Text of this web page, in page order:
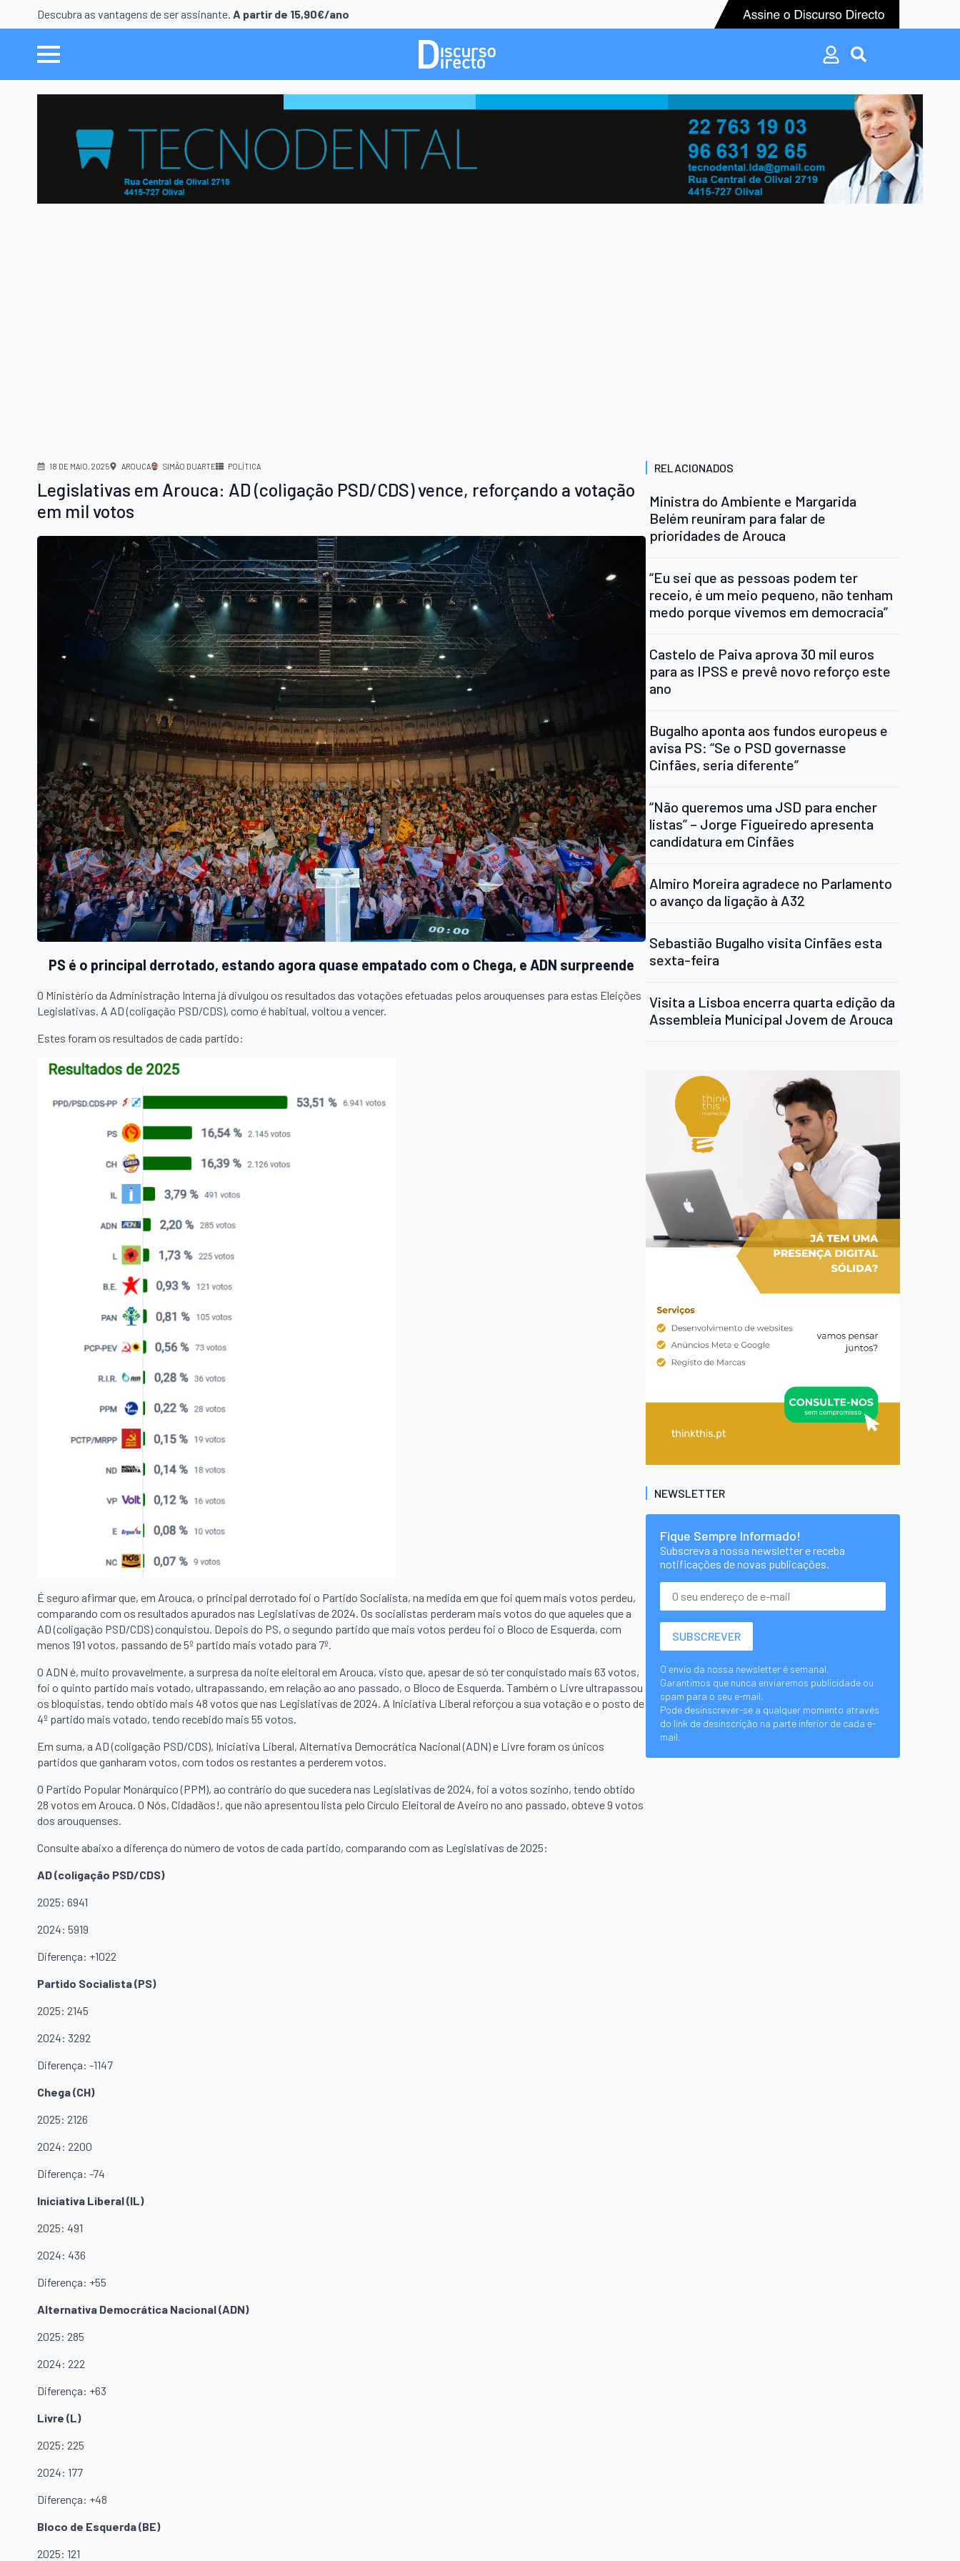
Descubra as vantagens de ser assinante. A partir de 15,90€/ano
Search
for:
Search
for:
18 DE MAIO, 2025 AROUCA SIMÃO DUARTE POLÍTICA
Legislativas em Arouca: AD (coligação PSD/CDS) vence, reforçando a votação
em mil votos
PS é o principal derrotado, estando agora quase empatado com o Chega, e ADN surpreende
O Ministério da Administração Interna já divulgou os resultados das votações efetuadas pelos arouquenses para estas Eleições
Legislativas. A AD (coligação PSD/CDS), como é habitual, voltou a vencer.
Estes foram os resultados de cada partido:
É seguro afirmar que, em Arouca, o principal derrotado foi o Partido Socialista, na medida em que foi quem mais votos perdeu,
comparando com os resultados apurados nas Legislativas de 2024. Os socialistas perderam mais votos do que aqueles que a
AD (coligação PSD/CDS) conquistou. Depois do PS, o segundo partido que mais votos perdeu foi o Bloco de Esquerda, com
menos 191 votos, passando de 5º partido mais votado para 7º.
O ADN é, muito provavelmente, a surpresa da noite eleitoral em Arouca, visto que, apesar de só ter conquistado mais 63 votos,
foi o quinto partido mais votado, ultrapassando, em relação ao ano passado, o Bloco de Esquerda. Também o Livre ultrapassou
os bloquistas, tendo obtido mais 48 votos que nas Legislativas de 2024. A Iniciativa Liberal reforçou a sua votação e o posto de
4º partido mais votado, tendo recebido mais 55 votos.
Em suma, a AD (coligação PSD/CDS), Iniciativa Liberal, Alternativa Democrática Nacional (ADN) e Livre foram os únicos
partidos que ganharam votos, com todos os restantes a perderem votos.
O Partido Popular Monárquico (PPM), ao contrário do que sucedera nas Legislativas de 2024, foi a votos sozinho, tendo obtido
28 votos em Arouca. O Nós, Cidadãos!, que não apresentou lista pelo Círculo Eleitoral de Aveiro no ano passado, obteve 9 votos
dos arouquenses.
Consulte abaixo a diferença do número de votos de cada partido, comparando com as Legislativas de 2025:
AD (coligação PSD/CDS)
2025: 6941
2024: 5919
Diferença: +1022
Partido Socialista (PS)
2025: 2145
2024: 3292
Diferença: -1147
Chega (CH)
2025: 2126
2024: 2200
Diferença: -74
Iniciativa Liberal (IL)
2025: 491
2024: 436
Diferença: +55
Alternativa Democrática Nacional (ADN)
2025: 285
2024: 222
Diferença: +63
Livre (L)
2025: 225
2024: 177
Diferença: +48
Bloco de Esquerda (BE)
2025: 121
RELACIONADOS
Ministra do Ambiente e Margarida
Belém reuniram para falar de
prioridades de Arouca
“Eu sei que as pessoas podem ter
receio, é um meio pequeno, não tenham
medo porque vivemos em democracia”
Castelo de Paiva aprova 30 mil euros
para as IPSS e prevê novo reforço este
ano
Bugalho aponta aos fundos europeus e
avisa PS: “Se o PSD governasse
Cinfães, seria diferente”
“Não queremos uma JSD para encher
listas” – Jorge Figueiredo apresenta
candidatura em Cinfães
Almiro Moreira agradece no Parlamento
o avanço da ligação à A32
Sebastião Bugalho visita Cinfães esta
sexta-feira
Visita a Lisboa encerra quarta edição da
Assembleia Municipal Jovem de Arouca
NEWSLETTER
Fique Sempre Informado!
Subscreva a nossa newsletter e receba
notificações de novas publicações.
O envio da nossa newsletter é semanal.
Garantimos que nunca enviaremos publicidade ou
spam para o seu e-mail.
Pode desinscrever-se a qualquer momento através
do link de desinscrição na parte inferior de cada e-
mail.